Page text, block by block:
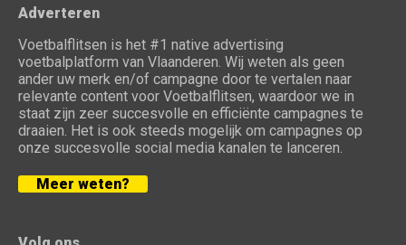
Adverteren
Voetbalflitsen is het #1 native advertising
voetbalplatform van Vlaanderen. Wij weten als geen
ander uw merk en/of campagne door te vertalen naar
relevante content voor Voetbalflitsen, waardoor we in
staat zijn zeer succesvolle en efficiënte campagnes te
draaien. Het is ook steeds mogelijk om campagnes op
onze succesvolle social media kanalen te lanceren.
Meer weten?